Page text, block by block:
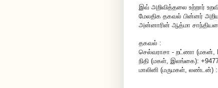
இவ் அறிவித்தலை உற்றார்
மேலதிக தகவல் பின்னர்
அன்னாரின் ஆத்மா
தகவல் :
செல்வராசா - றட்ணா (மகன்,
நிதி (மகள், இலங்கை):
மாலினி (மருமகள், லண்டன்) :